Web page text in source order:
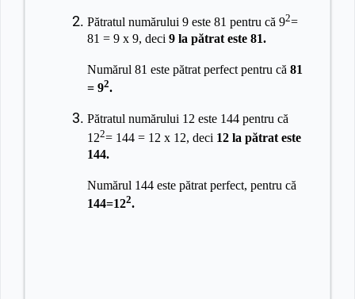
Pătratul numărului 9 este 81 pentru că 92=
81 = 9 x 9, deci 9 la pătrat este 81.
Numărul 81 este pătrat perfect pentru că 81
= 92.
Pătratul numărului 12 este 144 pentru că
122= 144 = 12 x 12, deci 12 la pătrat este
144.
Numărul 144 este pătrat perfect, pentru că
144=122.